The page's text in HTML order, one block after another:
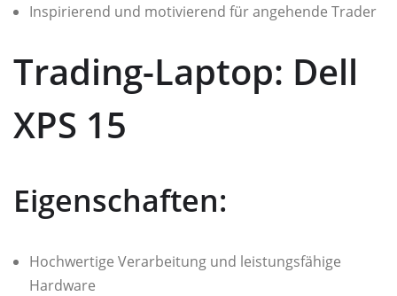
Inspirierend und motivierend für angehende Trader
Trading-Laptop: Dell
XPS 15
Eigenschaften:
Hochwertige Verarbeitung und leistungsfähige
Hardware